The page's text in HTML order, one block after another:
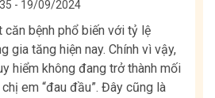
- 19/09/2024
bệnh phổ biến với tỷ lệ
gia tăng hiện nay. Chính vì vậy,
hiểm không đang trở thành mối
em “đau đầu”. Đây cũng là